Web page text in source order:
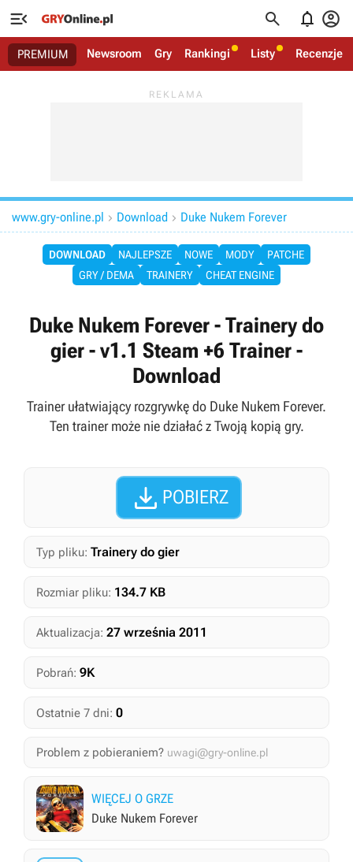
   
PREMIUM Newsroom Gry Rankingi Listy Recenzje
www.gry-online.pl  Download  Duke Nukem Forever
DOWNLOAD NAJLEPSZE NOWE MODY
PATCHE
GRY / DEMA
TRAINERY CHEAT ENGINE
Duke Nukem Forever - Trainery do
gier - v1.1 Steam +6 Trainer -
Download
Trainer ułatwiający rozgrywkę do Duke Nukem Forever.
Ten trainer może nie działać z Twoją kopią gry.
 POBIERZ
Typ pliku: Trainery do gier
Rozmiar pliku: 134.7 KB
Aktualizacja: 27 września 2011
Pobrań: 9K
Ostatnie 7 dni: 0
Problem z pobieraniem? uwagi@gry-online.pl
WIĘCEJ O GRZE
Duke Nukem Forever